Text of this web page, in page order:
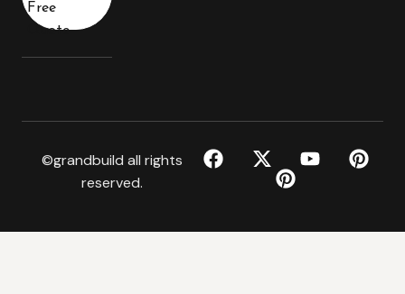
Free
Quote
©grandbuild all rights
reserved.